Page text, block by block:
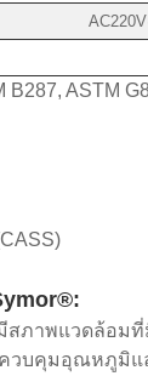
ASTM
สภาพแวดล้อ
บคุมอุณหภูมิแ